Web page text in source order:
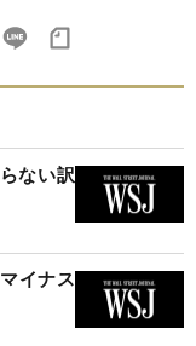
ない訳
イナス